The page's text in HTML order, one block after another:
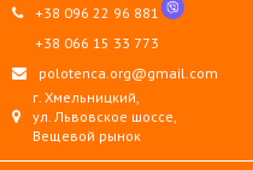
+38 096 22 96 881
+38 066 15 33 773
polotenca.org@gmail.com
г. Хмельницкий,
ул. Львовское шоссе,
Вещевой рынок